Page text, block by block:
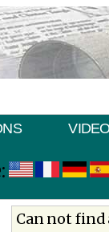
Can not